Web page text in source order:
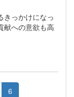
きっかけになっ
献への意欲も高
6